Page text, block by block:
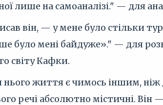
лише на самоаналізі." — для
він, — у мене було стільки
було мені байдуже»." — для
світу Кафки.
нього життя є чимось іншим,
речі абсолютно містичні.